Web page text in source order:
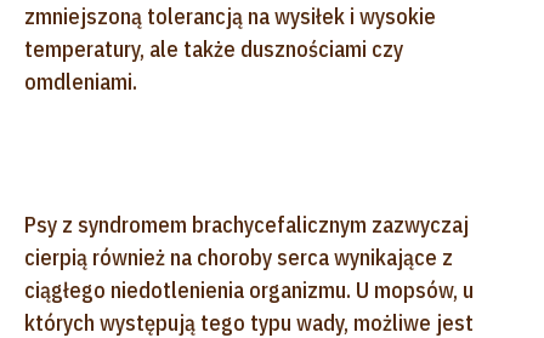
zmniejszoną tolerancją na wysiłek i wysokie
temperatury, ale także dusznościami czy
omdleniami.
Psy z syndromem brachycefalicznym zazwyczaj
cierpią również na choroby serca wynikające z
ciągłego niedotlenienia organizmu. U mopsów, u
których występują tego typu wady, możliwe jest